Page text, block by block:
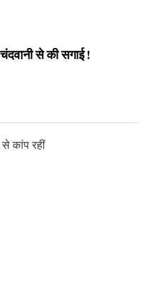
से की सगाई !